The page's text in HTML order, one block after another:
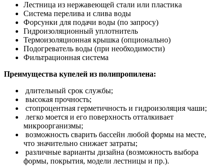
Лестница из нержавеющей стали или пластика
Система перелива и слива воды
Форсунки для подачи воды (по запросу)
Гидроизоляционный уплотнитель
Термоизоляционная крышка (опционально)
Подогреватель воды (при необходимости)
Фильтрационная система
Преимущества купелей из полипропилена:
длительный срок службы;
высокая прочность;
стопроцентная герметичность и гидроизоляция чаши;
легко моется и его поверхность отталкивает
микроорганизмы;
возможность сварить бассейн любой формы на месте,
что значительно снижает затраты;
различные варианты дизайна (возможность выбора
формы, покрытия, модели лестницы и пр.).